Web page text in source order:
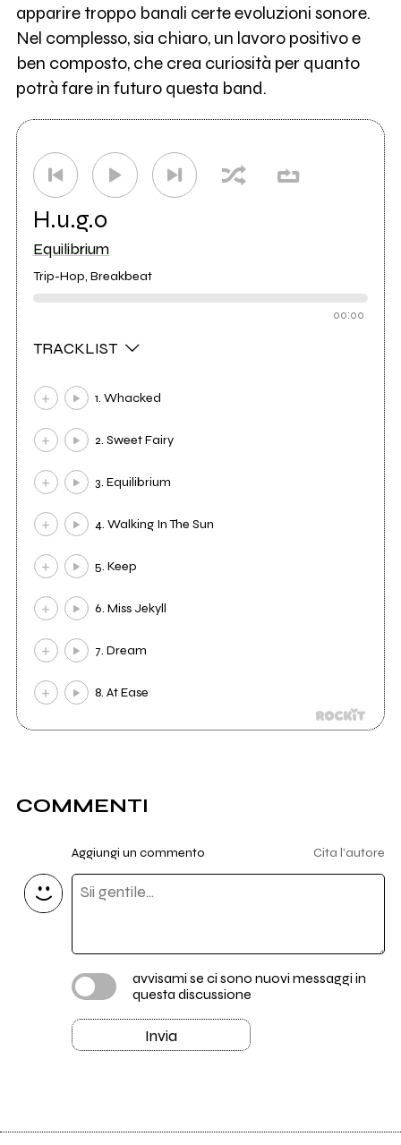
apparire troppo banali certe evoluzioni sonore.
Nel complesso, sia chiaro, un lavoro positivo e
ben composto, che crea curiosità per quanto
potrà fare in futuro questa band.
H.u.g.o
Equilibrium
Trip-Hop, Breakbeat
00:00
TRACKLIST
1. Whacked
2. Sweet Fairy
3. Equilibrium
4. Walking In The Sun
5. Keep
6. Miss Jekyll
7. Dream
8. At Ease
COMMENTI
Aggiungi un commento Cita l'autore
avvisami se ci sono nuovi messaggi in
questa discussione
Invia